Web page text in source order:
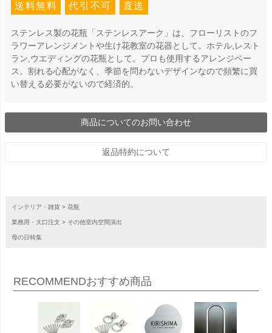
送料無料 代引不可 直送
ステンレス製の花瓶「ステンレスアーク」は、フローリストのフ
ラワーアレンジメントや生け花教室の花器として。ホテル,レスト
ラン,ウエディングの花瓶として。プロも使用するアレンジベー
ス。割れる心配がなく、季節を問わないデザインなので頻繁に買
い替える必要がないので経済的。
商品についてのお問い合わせ
返品特約について
インテリア・雑貨 花瓶
業務用・大口注文 その他室内空間演出
母の日特集
RECOMMENDおすすめ商品